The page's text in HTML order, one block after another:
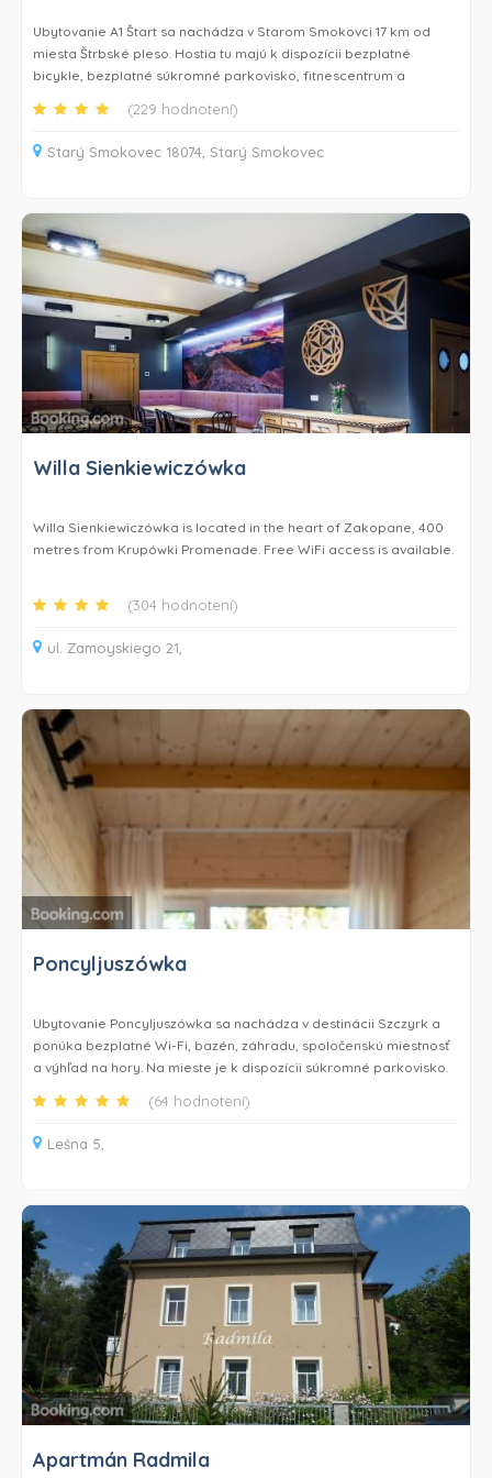
Ubytovanie A1 Štart sa nachádza v Starom Smokovci 17 km od
miesta Štrbské pleso. Hostia tu majú k dispozícii bezplatné
bicykle, bezplatné súkromné parkovisko, fitnescentrum a
korunami stromov a 43 km od miesta Dobšinská ľadová jaskyňa a
hostia tu majú k dispozícii terasu a vybavenie na grilovanie. V
ubytovaní majú hostia k dispozícii spoločnú kuchyňu a
Každá izba v ubytovaní A1 Štart má šatníkovú skriňu, TV s plochou
obrazovkou a súkromnú kúpeľňu. V izbách ubytovania A1 Štart je k
dispozícii aj bezplatné Wi-Fi a súkromná kúpeľňa so sprchou a
sušičom vlasov a niektoré izby ponúkajú tiež výhľad na hory.
Hostia ubytovania A1 Štart sa môžu v Starom Smokovci a okolí
venovať rôznym aktivitám, napríklad turistike, lyžovaniu a
cyklistike.
Ubytovanie A1 Štart sa nachádza 45 km od miesta Termálne
(229 hodnotení)
Starý Smokovec 18074, Starý Smokovec
Willa Sienkiewiczówka
Willa Sienkiewiczówka is located in the heart of Zakopane, 400
metres from Krupówki Promenade. Free WiFi access is available.
kettle. Private bathroom comes with a shower. Extras include bed
linen.
Willa Sienkiewiczówka does not offer reserved parking spaces.
The guest house is 1 km metres from Zakopane Aqua Park and 1,1
km from Wielka Krokiew Ski Jumping Hill and 1,4 km from
(gluten-free, lactose-free, diabetic, vegan, vegetarian), an
additional surcharge is added: breakfast PLN 10, dinner PLN 20
per person.
(304 hodnotení)
ul. Zamoyskiego 21,
Poncyljuszówka
Ubytovanie Poncyljuszówka sa nachádza v destinácii Szczyrk a
ponúka bezplatné Wi-Fi, bazén, záhradu, spoločenskú miestnosť
a výhľad na hory. Na mieste je k dispozícii súkromné parkovisko.
Ubytovacie jednotky majú parketové podlahy, kompletne
vybavenú kuchynku s chladničkou, jedálenský kút, satelitnú TV s
plochou obrazovkou a súkromnú kúpeľňu so sprchou a so
Ubytovanie Poncyljuszówka má saunu.
Ubytovanie Poncyljuszówka ponúka predaj skipasov a v blízkom
okolí sa môžete venovať lyžovaniu.
Ubytovanie Poncyljuszówka sa nachádza 17 min. chôdze od
miesta COS Skrzyczne Ski Centre a 20 km od miesta Bielsko-
Biala Railway Station.
(64 hodnotení)
Leśna 5,
Apartmán Radmila